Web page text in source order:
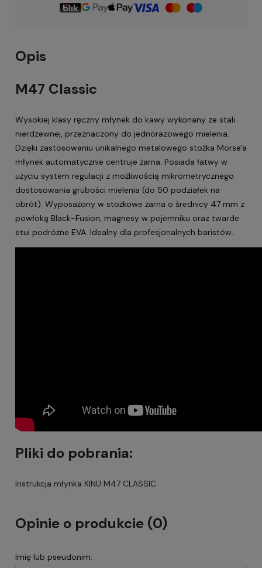
Opis
M47 Classic
Wysokiej klasy ręczny młynek do kawy wykonany ze stali
nierdzewnej, przeznaczony do jednorazowego mielenia.
Dzięki zastosowaniu unikalnego metalowego stożka Morse'a
młynek automatycznie centruje żarna. Posiada łatwy w
użyciu system regulacji z możliwością mikrometrycznego
dostosowania grubości mielenia (do 50 podziałek na
obrót). Wyposażony w stożkowe żarna o średnicy 47 mm z
powłoką Black-Fusion, magnesy w pojemniku oraz twarde
etui podróżne EVA. Idealny dla profesjonalnych baristów.
Pliki do pobrania:
Instrukcja młynka KINU M47 CLASSIC
Opinie o produkcie (0)
Imię lub pseudonim: